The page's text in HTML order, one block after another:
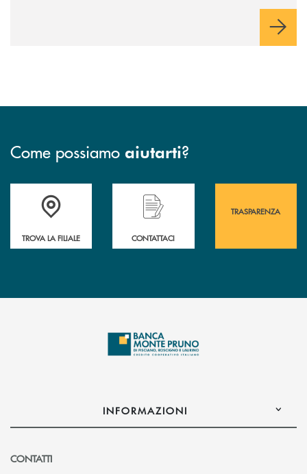
Come possiamo aiutarti?
Accedi all' elenco completo&nbsp; delle&nbsp; filiali&nbsp; di Banca
TROVA LA FILIALE
Hai bisogno di assistenza immediata?
CONTATTACI
TRASPARENZA
INFORMAZIONI
CONTATTI